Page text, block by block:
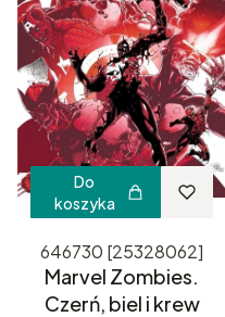
Do
koszyka
646730 [25328062]
Marvel Zombies.
Czerń, biel i krew